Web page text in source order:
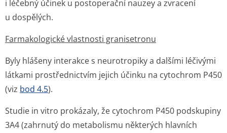
i léčebný účinek u postoperační nauzey a zvracení
u dospělých.
Farmakologické vlastnosti granisetronu
Byly hlášeny interakce s neurotropiky a dalšími léčivými
látkami prostřednictvím jejich účinku na cytochrom P450
(viz bod 4.5).
Studie in vitro prokázaly, že cytochrom P450 podskupiny
3A4 (zahrnutý do metabolismu některých hlavních